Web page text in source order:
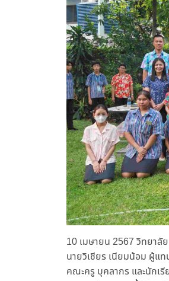
10 เมษายน 2567 วิทยา
นายวิเชียร เนียมน้อม ผู้แ
คณะครู บุคลากร และนักเรี